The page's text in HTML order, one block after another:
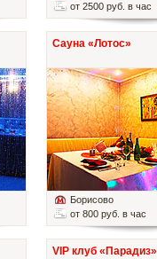
от 2500 руб. в час
Сауна «Лотос»
Борисово
от 800 руб. в час
VIP клуб «Парадиз»